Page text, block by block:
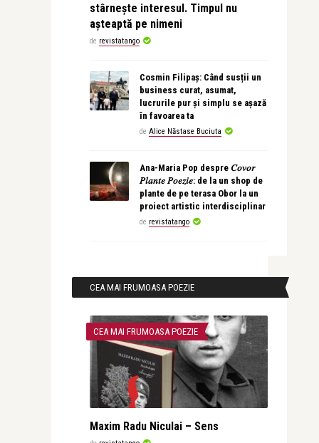
stârnește interesul. Timpul nu
așteaptă pe nimeni
de revistatango
Cosmin Filipaș: Când susții un
business curat, asumat,
lucrurile pur și simplu se așază
în favoarea ta
de Alice Năstase Buciuta
Ana-Maria Pop despre 𝐶𝑜𝑣𝑜𝑟
𝑃𝑙𝑎𝑛𝑡𝑒 𝑃𝑜𝑒𝑧𝑖𝑒: de la un shop de
plante de pe terasa Obor la un
proiect artistic interdisciplinar
de revistatango
CEA MAI FRUMOASA POEZIE
CEA MAI FRUMOASA POEZIE
Maxim Radu Niculai – Sens